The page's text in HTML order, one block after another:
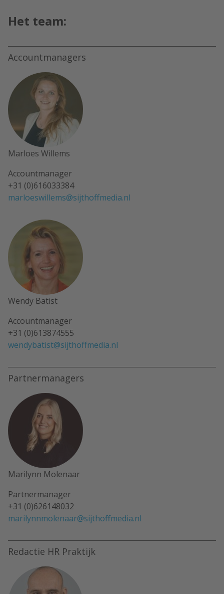
Het team:
Accountmanagers
Marloes Willems
Accountmanager
+31 (0)616033384
marloeswillems@sijthoffmedia.nl
Wendy Batist
Accountmanager
+31 (0)613874555
wendybatist@sijthoffmedia.nl
Partnermanagers
Marilynn Molenaar
Partnermanager
+31 (0)626148032
marilynnmolenaar@sijthoffmedia.nl
Redactie HR Praktijk